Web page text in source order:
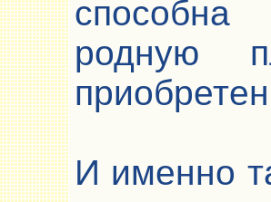
родную
И именно